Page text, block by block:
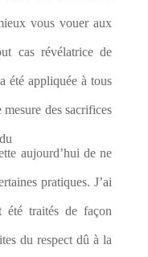
vous vouer aux
cas révélatrice de
été appliquée à tous
des sacrifices
aujourd’hui de ne
pratiques. J’ai
été traités de façon
du respect dû à la